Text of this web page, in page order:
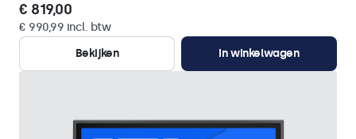
€ 819,00
€ 990,99 incl. btw
Bekijken
In winkelwagen